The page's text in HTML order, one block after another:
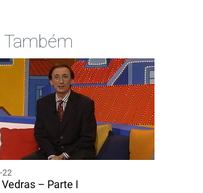
Também
22
– Parte I